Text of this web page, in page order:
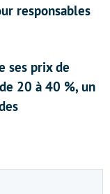
responsables
ses prix de
20 à 40 %, un